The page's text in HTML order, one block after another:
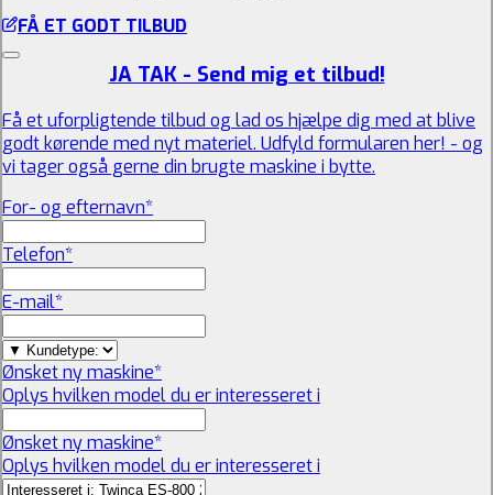
FÅ ET GODT TILBUD
JA TAK - Send mig et tilbud!
Få et uforpligtende tilbud og lad os hjælpe dig med at blive
godt kørende med nyt materiel. Udfyld formularen her! - og
vi tager også gerne din brugte maskine i bytte.
For- og efternavn*
Telefon*
E-mail*
Ønsket ny maskine*
Oplys hvilken model du er interesseret i
Ønsket ny maskine*
Oplys hvilken model du er interesseret i